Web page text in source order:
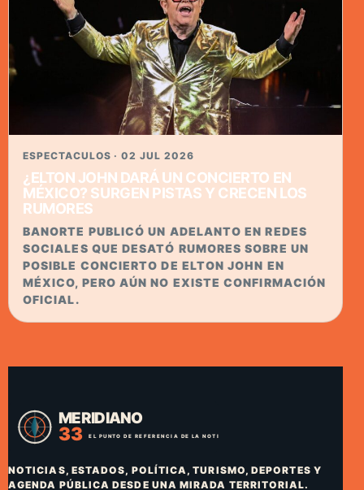
ESPECTACULOS · 02 JUL 2026
¿ELTON JOHN DARÁ UN CONCIERTO EN
MÉXICO? SURGEN PISTAS Y CRECEN LOS
RUMORES
BANORTE PUBLICÓ UN ADELANTO EN REDES
SOCIALES QUE DESATÓ RUMORES SOBRE UN
POSIBLE CONCIERTO DE ELTON JOHN EN
MÉXICO, PERO AÚN NO EXISTE CONFIRMACIÓN
OFICIAL.
NOTICIAS, ESTADOS, POLÍTICA, TURISMO, DEPORTES Y
AGENDA PÚBLICA DESDE UNA MIRADA TERRITORIAL.